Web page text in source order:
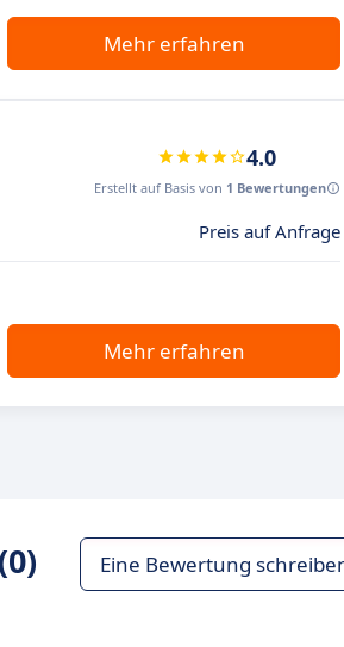
Mehr erfahren
4.0
Erstellt auf Basis von 1 Bewertungen
Preis auf Anfrage
Mehr erfahren
Eine Bewertung